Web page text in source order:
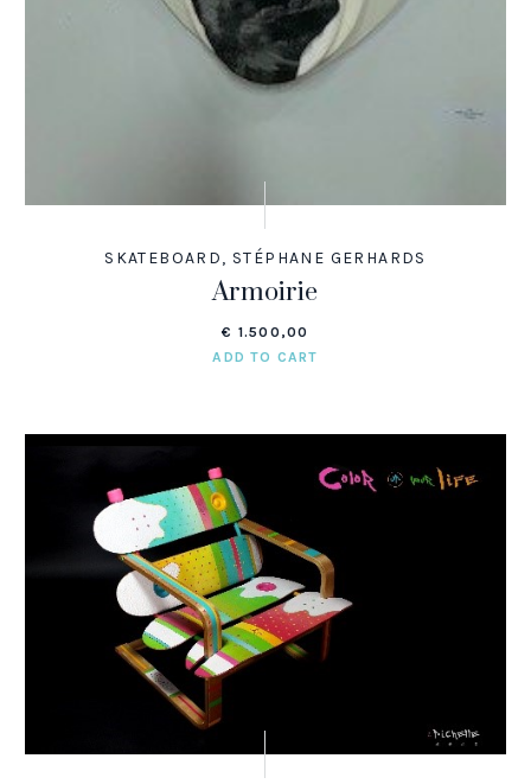
SKATEBOARD, STÉPHANE GERHARDS
Armoirie
€ 1.500,00
ADD TO CART